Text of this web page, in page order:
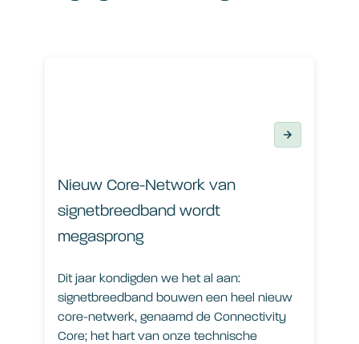
Nieuw Core-Network van
signetbreedband wordt
megasprong
Dit jaar kondigden we het al aan:
signetbreedband bouwen een heel nieuw
core-netwerk, genaamd de Connectivity
Core; het hart van onze technische